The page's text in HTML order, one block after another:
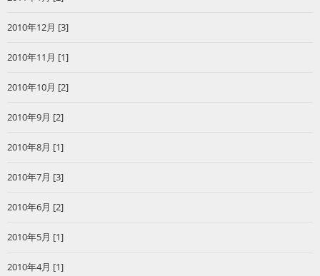
2010年12月 [3]
2010年11月 [1]
2010年10月 [2]
2010年9月 [2]
2010年8月 [1]
2010年7月 [3]
2010年6月 [2]
2010年5月 [1]
2010年4月 [1]